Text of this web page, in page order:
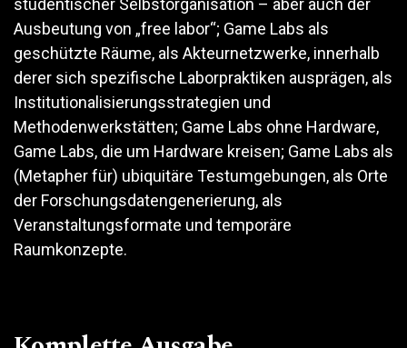
studentischer Selbstorganisation – aber auch der
Ausbeutung von „free labor“; Game Labs als
geschützte Räume, als Akteurnetzwerke, innerhalb
derer sich spezifische Laborpraktiken ausprägen, als
Institutionalisierungsstrategien und
Methodenwerkstätten; Game Labs ohne Hardware,
Game Labs, die um Hardware kreisen; Game Labs als
(Metapher für) ubiquitäre Testumgebungen, als Orte
der Forschungsdatengenerierung, als
Veranstaltungsformate und temporäre
Raumkonzepte.